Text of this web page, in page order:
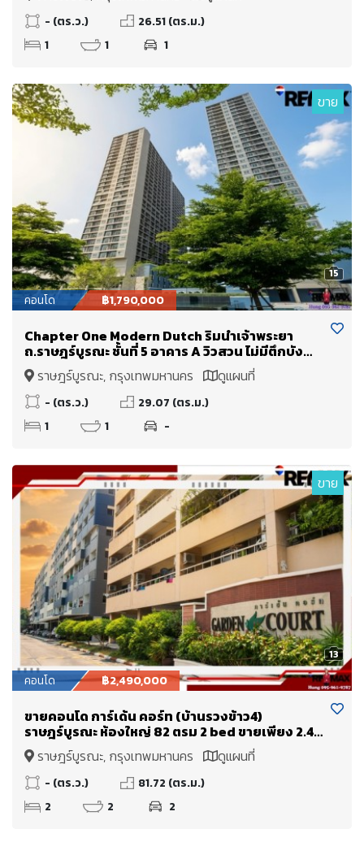
- (ตร.ว.)
26.51 (ตร.ม.)
1
1 1
15
ขาย
คอนโด ฿1,790,000
Chapter One Modern Dutch ริมน้ำเจ้าพระยา
ถ.ราษฎร์บูรณะ ชั้นที่ 5 อาคาร A วิวสวน ไม่มีตึกบัง
ขายเพียง 1.79 Mb.
ราษฎร์บูรณะ, กรุงเทพมหานคร ดูแผนที่
- (ตร.ว.)
29.07 (ตร.ม.)
1
1 -
13
ขาย
คอนโด ฿2,490,000
ขายคอนโด การ์เด้น คอร์ท (บ้านรวงข้าว4)
ราษฎร์บูรณะ ห้องใหญ่ 82 ตรม 2 bed ขายเพียง 2.49
Mb. ใกล้ทางด่วนพระราม 3 เข้าเมืองไม่เกิน 15 นาที
ราษฎร์บูรณะ, กรุงเทพมหานคร ดูแผนที่
- (ตร.ว.)
81.72 (ตร.ม.)
2
2 2